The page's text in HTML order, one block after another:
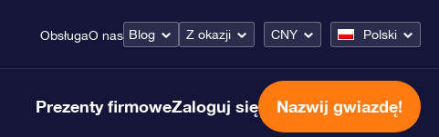
ObsługaO nas Blog Z okazji CNY Polski
Prezenty firmoweZaloguj się Nazwij gwiazdę!